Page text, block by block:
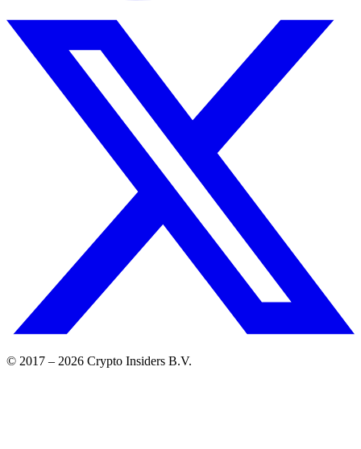
© 2017 – 2026 Crypto Insiders B.V.